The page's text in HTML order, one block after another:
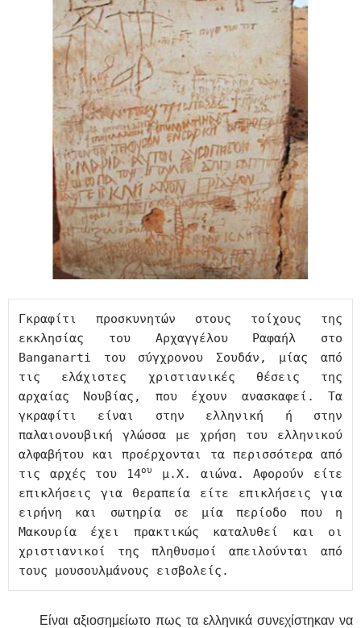
Γκραφίτι προσκυνητών στους τοίχους της
εκκλησίας του Αρχαγγέλου Ραφαήλ στο
Banganarti του σύγχρονου Σουδάν, μίας από
τις ελάχιστες χριστιανικές θέσεις της
αρχαίας Νουβίας, που έχουν ανασκαφεί. Τα
γκραφίτι είναι στην ελληνική ή στην
παλαιονουβική γλώσσα με χρήση του ελληνικού
αλφαβήτου και προέρχονται τα περισσότερα από
τις αρχές του 14ου
μ.Χ. αιώνα. Αφορούν είτε
επικλήσεις για θεραπεία είτε επικλήσεις για
ειρήνη και σωτηρία σε μία περίοδο που η
Μακουρία έχει πρακτικώς καταλυθεί και οι
χριστιανικοί της πληθυσμοί απειλούνται από
τους μουσουλμάνους εισβολείς.
Είναι αξιοσημείωτο πως τα ελληνικά συνεχίστηκαν να